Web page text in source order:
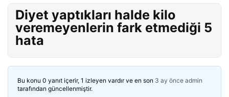
Diyet yaptıkları halde kilo
veremeyenlerin fark etmediği 5
hata
Bu konu 0 yanıt içerir, 1 izleyen vardır ve en son 3 ay önce admin
tarafından güncellenmiştir.